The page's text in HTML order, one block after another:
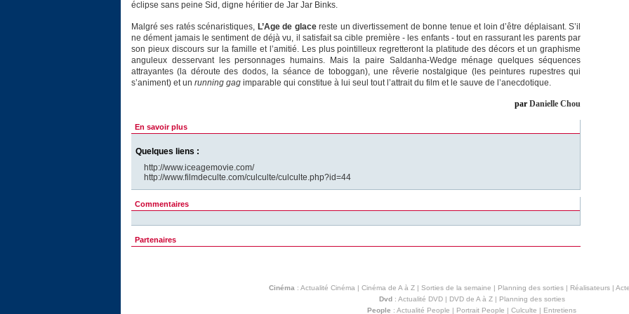
éclipse sans peine Sid, digne héritier de Jar Jar Binks.
Malgré ses ratés scénaristiques, L’Age de glacereste un divertissement de bonne tenue et loin d’être déplaisant. S’il
ne dément jamais le sentiment de déjà vu, il satisfait sa cible première - les enfants - tout en rassurant les parents par
son pieux discours sur la famille et l’amitié. Les plus pointilleux regretteront la platitude des décors et un graphisme
anguleux desservant les personnages humains. Mais la paire Saldanha-Wedge ménage quelques séquences
attrayantes (la déroute des dodos, la séance de toboggan), une rêverie nostalgique (les peintures rupestres qui
s’animent) et un running gag imparable qui constitue à lui seul tout l’attrait du film et le sauve de l’anecdotique.
par Danielle Chou
En savoir plus
Quelques liens :
http://www.iceagemovie.com/
http://www.filmdeculte.com/culculte/culculte.php?id=44
Commentaires
Partenaires
Cinéma : Actualité Cinéma | Cinéma de A à Z| Sorties de la semaine | Planning des sorties| Réalisateurs|
Dvd: Actualité DVD| DVD de A à Z| Planning des sorties
People : Actualité People | Portrait People | Culculte | Entretiens